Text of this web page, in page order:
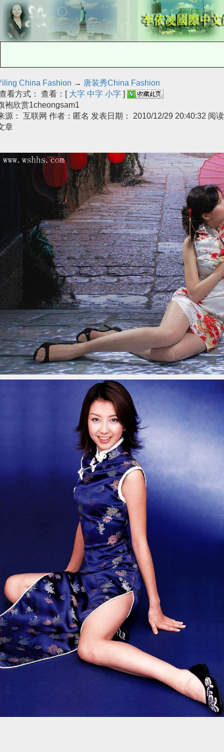
China Fashion → 唐装秀China Fashion
看方式： 查看：[ 大字 中字 小字 ]
袍欣赏1cheongsam1
源： 互联网 作者：匿名 发表日期： 2010/12/29 20:40:32 阅
章